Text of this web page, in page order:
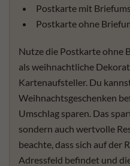
Postkarte mit
Postkarte ohne
Nutze die Postkarte ohne
als weihnachtliche
Kartenaufsteller. Du
Weihnachtsgeschenken
Umschlag sparen. Das
sondern auch wertvolle
beachte, dass sich auf der
Adressfeld befindet und